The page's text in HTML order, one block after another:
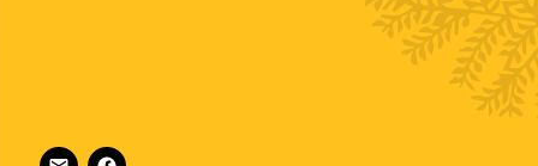
Follow XR Grandparents on